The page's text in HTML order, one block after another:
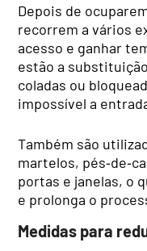
Depois de
recorrem a vários
acesso e ganhar
estão a
coladas ou
impossível a
Também são
martelos,
portas e janelas, o
e prolonga o
Medidas para